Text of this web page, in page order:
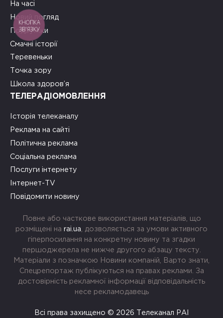
На часі
Новий погляд
Подружки
Смачні історії
Теревеньки
Точка зору
Школа здоров’я
ТЕЛЕРАДІОМОВЛЕННЯ
Історія телеканалу
Реклама на сайті
Політична реклама
Соціальна реклама
Послуги інтернету
Інтернет-TV
Повідомити новину
Повне або часткове використання матеріалів, що
розміщені на rai.ua , дозволяється за умови активного
гіперпосилання на конкретну новину та згадки
першоджерела не нижче другого абзацу тексту.
Матеріали з позначкою Новини компаній, Варто знати,
Спецрепортаж публікуються на правах реклами. За
достовірність рекламної інформації відповідальність
несе рекламодавець
Всі права захищено © 2026 Телеканал РАІ
КНОПКА
ЗВ'ЯЗКУ